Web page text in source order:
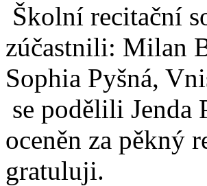
Školní recitační
zúčastnili: Milan
Sophia Pyšná,
se podělili
oceněn za pěkný
gratuluji.